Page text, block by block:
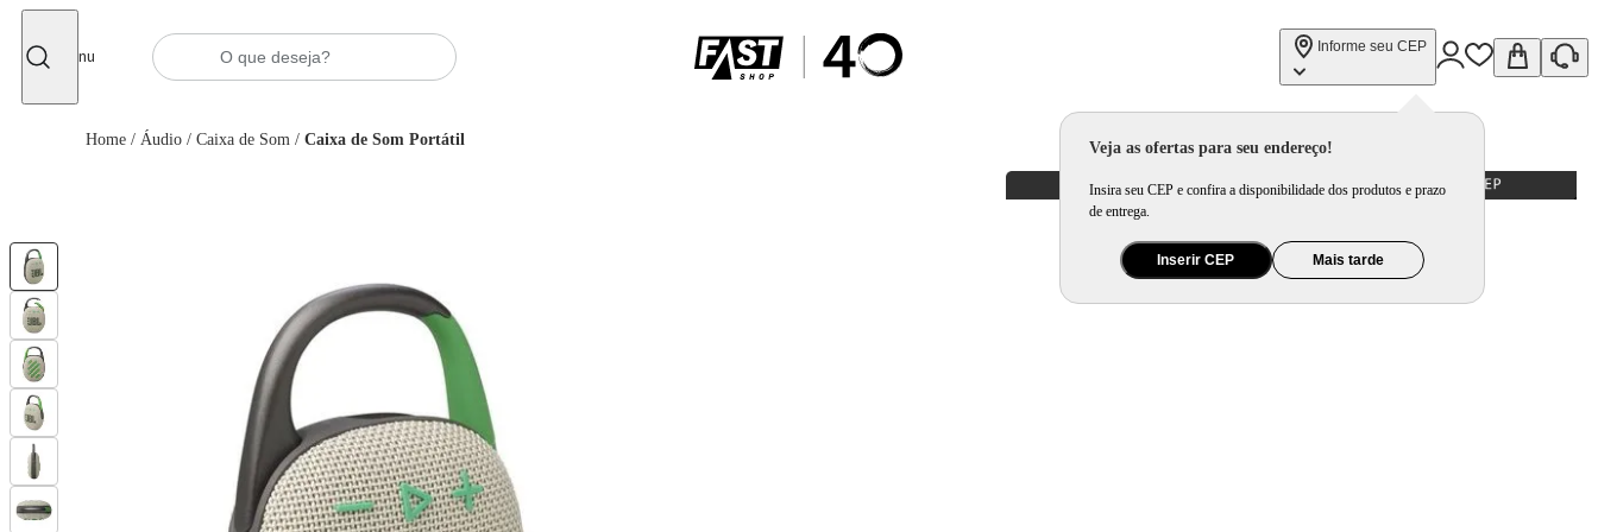
Menu
Informe seu CEP
Veja as ofertas para seu endereço!
Insira seu CEP e confira a disponibilidade dos produtos e prazo
de entrega.
Inserir CEP Mais tarde
Home / Áudio / Caixa de Som / Caixa de Som Portátil